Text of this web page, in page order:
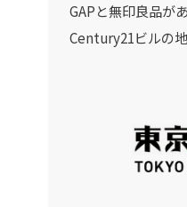
GAPと無印良品が
Century21ビルの